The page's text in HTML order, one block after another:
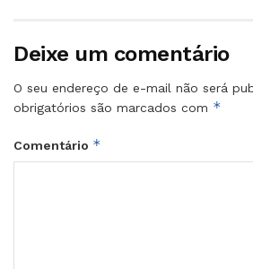
Deixe um comentário
O seu endereço de e-mail não será
obrigatórios são marcados com *
Comentário *